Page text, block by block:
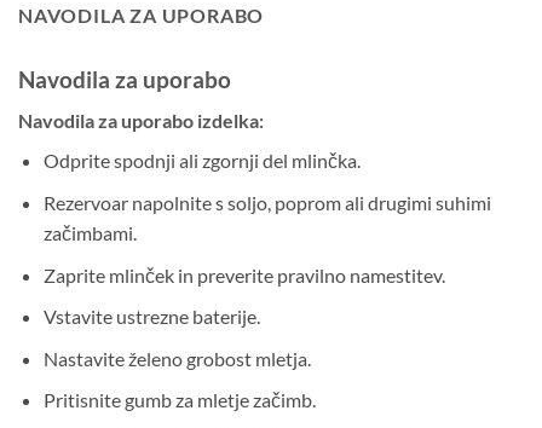
NAVODILA ZA UPORABO
Navodila za uporabo
Navodila za uporabo izdelka:
Odprite spodnji ali zgornji del mlinčka.
Rezervoar napolnite s soljo, poprom ali drugimi suhimi
začimbami.
Zaprite mlinček in preverite pravilno namestitev.
Vstavite ustrezne baterije.
Nastavite želeno grobost mletja.
Pritisnite gumb za mletje začimb.